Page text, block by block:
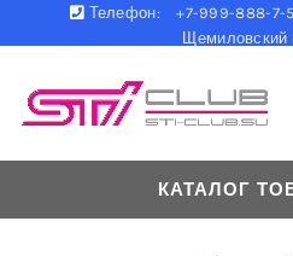
Телефон:
+7-999-888-7-
Щемиловский
КАТАЛОГ